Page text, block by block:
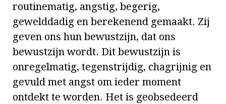
routinematig, angstig, begerig,
gewelddadig en berekenend gemaakt. Zij
geven ons hun bewustzijn, dat ons
bewustzijn wordt. Dit bewustzijn is
onregelmatig, tegenstrijdig, chagrijnig en
gevuld met angst om ieder moment
ontdekt te worden. Het is geobsedeerd